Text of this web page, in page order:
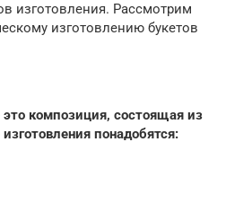
изготовления. Рассмотрим
изготовлению букетов
композиция, состоящая из
понадобятся: